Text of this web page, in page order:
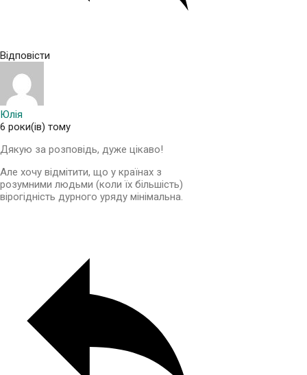
Відповісти
Юлія
6 роки(ів) тому
Дякую за розповідь, дуже цікаво!
Але хочу відмітити, що у країнах з
розумними людьми (коли їх більшість)
вірогідність дурного уряду мінімальна.